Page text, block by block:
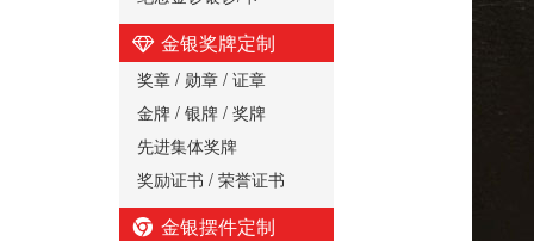
金银奖牌定制
奖章 / 勋章 / 证章
金牌 / 银牌 / 奖牌
先进集体奖牌
奖励证书 / 荣誉证书
金银摆件定制